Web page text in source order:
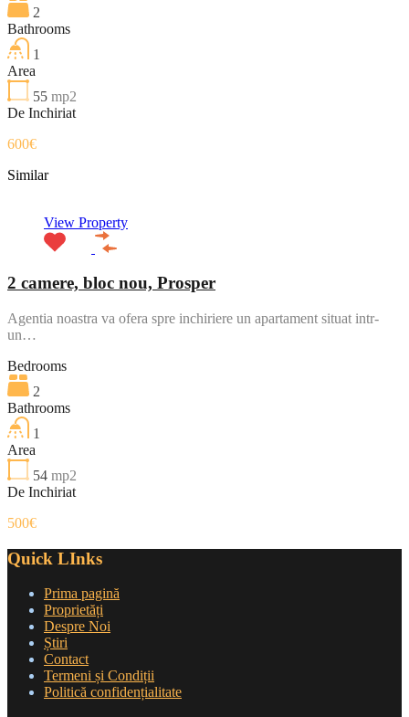
2
Bathrooms
1
Area
55 mp2
De Inchiriat
600€
Similar
View Property
2 camere, bloc nou, Prosper
Agentia noastra va ofera spre inchiriere un apartament situat intr-
un…
Bedrooms
2
Bathrooms
1
Area
54 mp2
De Inchiriat
500€
Quick LInks
Prima pagină
Proprietăți
Despre Noi
Știri
Contact
Termeni și Condiții
Politică confidențialitate